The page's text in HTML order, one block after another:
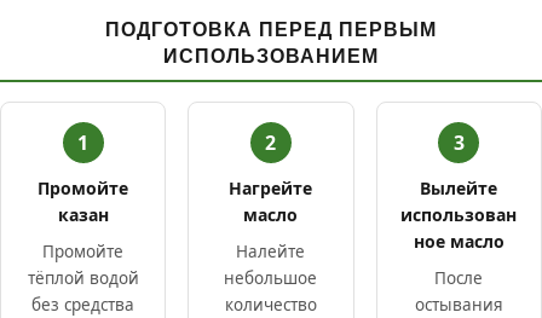
ПОДГОТОВКА ПЕРЕД ПЕРВЫМ
ИСПОЛЬЗОВАНИЕМ
1
Промойте
казан
Промойте
тёплой водой
без средства
2
Нагрейте
масло
Налейте
небольшое
количество
3
Вылейте
использован
ное масло
После
остывания